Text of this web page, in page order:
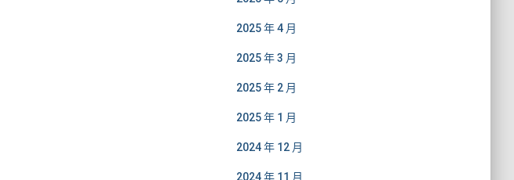
2025 年 4 月
2025 年 3 月
2025 年 2 月
2025 年 1 月
2024 年 12 月
2024 年 11 月